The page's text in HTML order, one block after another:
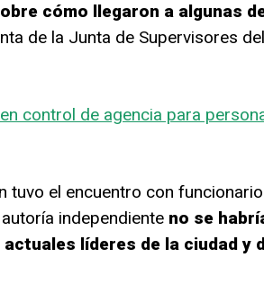
cómo llegaron a algunas
de la Junta de Supervisores
control de agencia para
tuvo el encuentro con
independiente no se
líderes de la ciudad y